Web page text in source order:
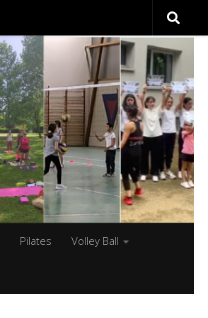
Pilates Volley Ball